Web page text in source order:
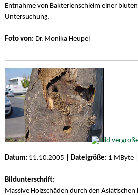
Entnahme von Bakterienschleim einer
Untersuchung.
Foto von: Dr. Monika Heupel
Datum: 11.10.2005 | Dateigröße: 1 MByte |
Bildunterschrift:
Massive Holzschäden durch den